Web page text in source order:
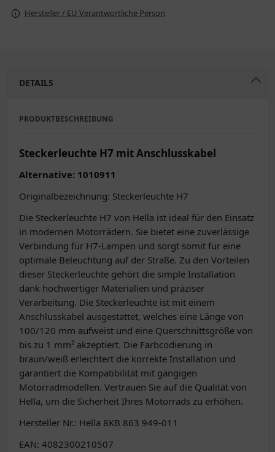
Hersteller / EU Verantwortliche Person
DETAILS
PRODUKTBESCHREIBUNG
Steckerleuchte H7 mit Anschlusskabel
Alternative: 1010911
Originalbezeichnung: Steckerleuchte H7
Die Steckerleuchte H7 von Hella ist ideal für den Einsatz
in modernen Motorrädern. Sie bietet eine zuverlässige
Verbindung für H7-Lampen und sorgt somit für eine
optimale Beleuchtung auf der Straße. Zu den Vorteilen
dieser Steckerleuchte gehört die simple Installation
dank hochwertiger Materialien und präziser
Verarbeitung. Die Steckerleuchte ist mit einem
Anschlusskabel ausgestattet, welches eine Länge von
100/120 mm aufweist und eine Querschnittsgröße von
bis zu 1 mm² akzeptiert. Die Farbcodierung in
braun/weiß erleichtert die korrekte Installation und
garantiert die Kompatibilität mit gängigen
Motorradmodellen. Vertrauen Sie auf die Qualität von
Hella, um die Sicherheit Ihres Motorrads zu erhöhen.
Hersteller Nr.: Hella 8KB 863 949-011
EAN: 4082300210507